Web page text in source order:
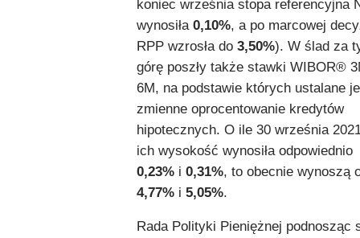
koniec września stopa referencyjna
wynosiła 0,10%, a po marcowej
RPP wzrosła do 3,50%). W ślad za
górę poszły także stawki WIBOR®
6M, na podstawie których ustalane
zmienne oprocentowanie kredytów
hipotecznych. O ile 30 września
ich wysokość wynosiła odpowiednio
0,23% i 0,31%, to obecnie wynoszą
4,77% i 5,05%.
Rada Polityki Pieniężnej podnosząc